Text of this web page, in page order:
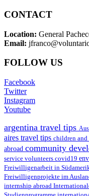
CONTACT
Location: General
Email:
FOLLOW US
Facebook
Twitter
Instagram
Youtube
argentina travel tips
aires travel tips children
abroad community
service volunteers covid19
Freiwilligenarbeit in
Freiwilligenprojekte im
internship abroad